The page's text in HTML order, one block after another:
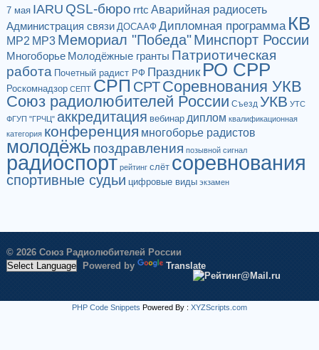
7 мая IARU QSL-бюро rrtc Аварийная радиосеть
Администрация связи ДОСААФ Дипломная программа КВ
МР2 МР3 Мемориал "Победа"Минспорт России
Многоборье Молодёжные гранты Патриотическая
работа Почетный радист РФ Праздник РО СРР
Роскомнадзор СЕПТ СРП СРТСоревнования УКВ
Союз радиолюбителей России Съезд УКВ УТС
ФГУП "ГРЧЦ" аккредитация вебинар диплом квалификационная
категория конференция многоборье радистов
молодёжь поздравления позывной сигнал
радиоспорт рейтинг слёт соревнования
спортивные судьи цифровые виды экзамен
© 2026 Союз Радиолюбителей России
Powered by
Translate
PHP Code Snippets Powered By : XYZScripts.com